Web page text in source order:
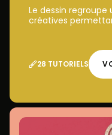
Le dessin
créatives
28 TUTORIELS